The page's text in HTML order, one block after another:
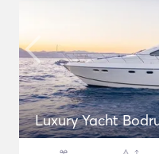
Luxury Yacht